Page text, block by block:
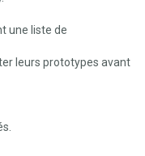
une liste de
leurs prototypes avant